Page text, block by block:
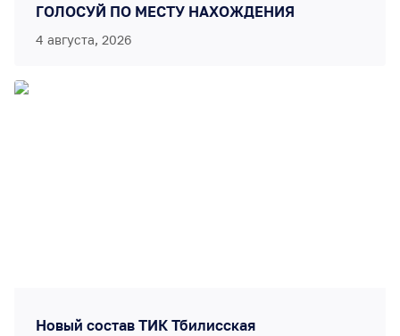
ГОЛОСУЙ ПО МЕСТУ НАХОЖДЕНИЯ
4 августа, 2026
Новый состав ТИК Тбилисская